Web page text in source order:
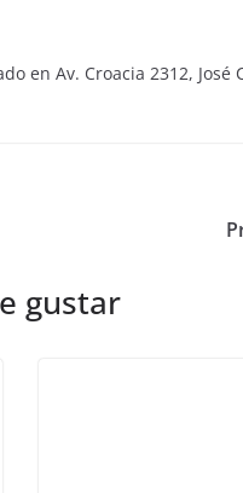
en Av. Croacia 2312,
gustar